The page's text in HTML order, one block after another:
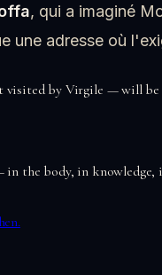
, qui a imaginé
une adresse où
by Virgile — will be
the body, in